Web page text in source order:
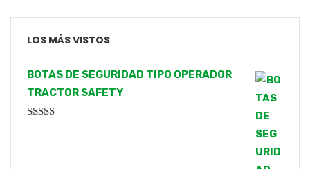
LOS MÁS VISTOS
BOTAS DE SEGURIDAD TIPO OPERADOR
TRACTOR SAFETY